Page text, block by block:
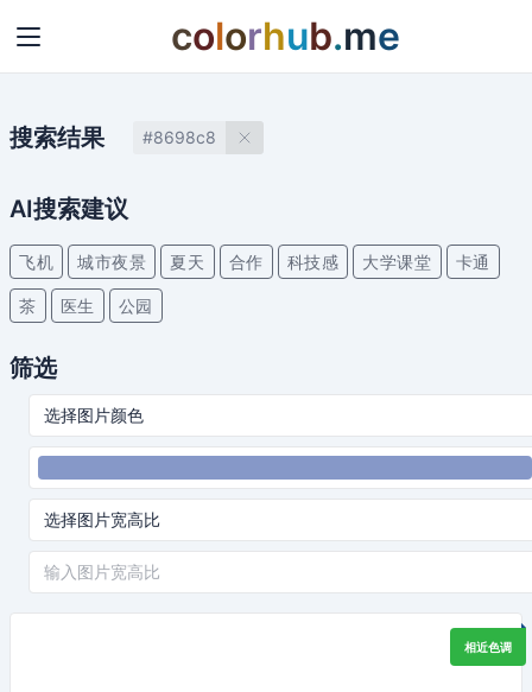
colorhub.me
搜索结果 #8698c8
AI搜索建议
飞机 城市夜景 夏天 合作 科技感 大学课堂 卡通
茶 医生 公园
筛选
相近色调